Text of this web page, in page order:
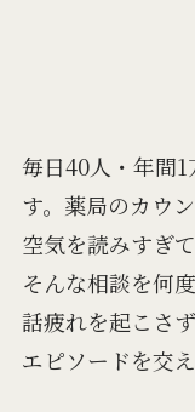
毎日40人・年間
す。薬局のカウ
空気を読みすぎ
そんな相談を何
話疲れを起こさ
エピソードを交